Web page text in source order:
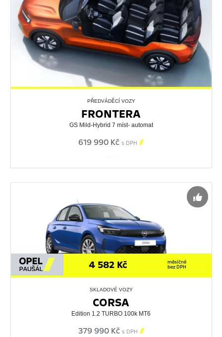
PŘEDVÁDĚCÍ VOZY
FRONTERA
GS Mild-Hybrid 7 míst- automat
619 990 Kč s DPH 
4 582 Kč měsíčně
bez DPH
SKLADOVÉ VOZY
CORSA
Edition 1.2 TURBO 100k MT6
379 990 Kč s DPH 